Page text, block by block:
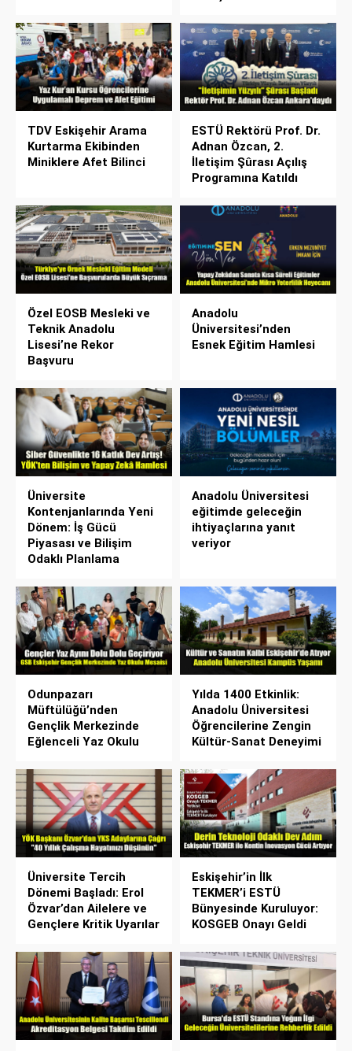
TDV Eskişehir Arama
Kurtarma Ekibinden
Miniklere Afet Bilinci
ESTÜ Rektörü Prof. Dr.
Adnan Özcan, 2.
İletişim Şûrası Açılış
Programına Katıldı
Özel EOSB Mesleki ve
Teknik Anadolu
Lisesi’ne Rekor
Başvuru
Anadolu
Üniversitesi’nden
Esnek Eğitim Hamlesi
Üniversite
Kontenjanlarında Yeni
Dönem: İş Gücü
Piyasası ve Bilişim
Odaklı Planlama
Anadolu Üniversitesi
eğitimde geleceğin
ihtiyaçlarına yanıt
veriyor
Odunpazarı
Müftülüğü’nden
Gençlik Merkezinde
Eğlenceli Yaz Okulu
Yılda 1400 Etkinlik:
Anadolu Üniversitesi
Öğrencilerine Zengin
Kültür-Sanat Deneyimi
Üniversite Tercih
Dönemi Başladı: Erol
Özvar’dan Ailelere ve
Gençlere Kritik Uyarılar
Eskişehir’in İlk
TEKMER’i ESTÜ
Bünyesinde Kuruluyor:
KOSGEB Onayı Geldi